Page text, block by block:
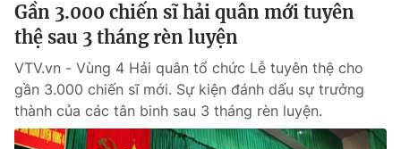
Góc doanh nghiệp
Truyền hình
Phim VTV
Hậu trường
Nhân vật
Giải trí
Điện ảnh
Âm nhạc
Đời sống
Gần 3.000 chiến sĩ hải quân mới tuyên
thệ sau 3 tháng rèn luyện
VTV.vn - Vùng 4 Hải quân tổ chức Lễ tuyên thệ cho
gần 3.000 chiến sĩ mới. Sự kiện đánh dấu sự trưởng
thành của các tân binh sau 3 tháng rèn luyện.